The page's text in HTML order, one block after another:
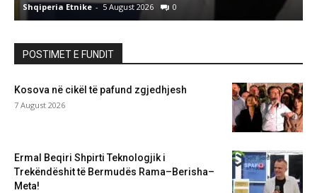
Shqiperia Etnike - 5 August 2026 0
POSTIMET E FUNDIT
Kosova në cikël të pafund zgjedhjesh
7 August 2026
Ermal Beqiri Shpirti Teknologjik i
Trekëndëshit të Bermudës Rama–Berisha–
Meta!